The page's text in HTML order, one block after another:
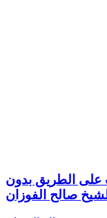
الطريق بدون
صالح الفوزان